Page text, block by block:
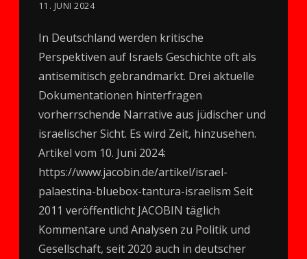
11. JUNI 2024
In Deutschland werden kritische
Perspektiven auf Israels Geschichte oft als
antisemitisch gebrandmarkt. Drei aktuelle
Dokumentationen hinterfragen
vorherrschende Narrative aus jüdischer und
israelischer Sicht. Es wird Zeit, hinzusehen.
Artikel vom 10. Juni 2024:
https://www.jacobin.de/artikel/israel-
palaestina-bluebox-tantura-israelism Seit
2011 veröffentlicht JACOBIN täglich
Kommentare und Analysen zu Politik und
Gesellschaft, seit 2020 auch in deutscher